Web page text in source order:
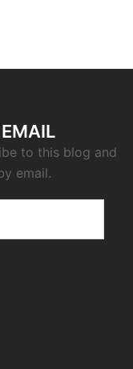
to this blog and
email.